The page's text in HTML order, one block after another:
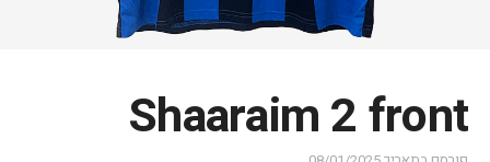
Shaaraim 2 front